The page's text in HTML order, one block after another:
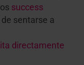
success
sentarse a
directamente